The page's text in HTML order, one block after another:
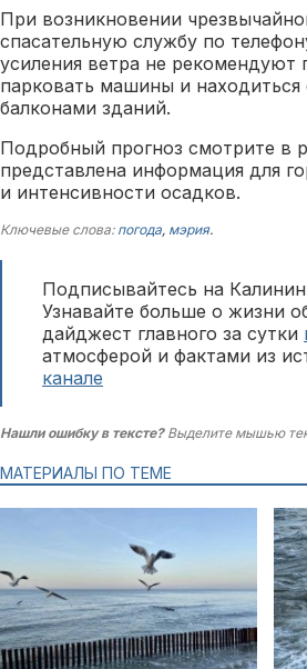
При возникновении
спасательную службу по
усиления ветра не рекомендуют
парковать машины и
балконами зданий.
Подробный прогноз смотрите в
представлена информация для
и интенсивности осадков.
Ключевые слова: погода, мэрия.
Подписывайтесь на
Узнавайте больше о жизни
дайджест главного за сутки
атмосферой и фактами из
канале
Нашли ошибку в тексте?Выделите мышью
МАТЕРИАЛЫ ПО ТЕМЕ